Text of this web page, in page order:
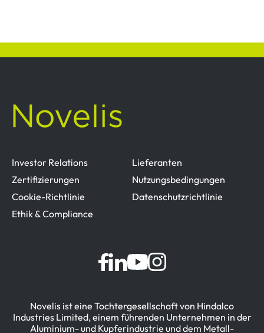
Investor Relations
Lieferanten
Zertifizierungen
Nutzungsbedingungen
Cookie-Richtlinie
Datenschutzrichtlinie
Ethik & Compliance
Novelis ist eine Tochtergesellschaft von Hindalco
Industries Limited, einem führenden Unternehmen in der
Aluminium- und Kupferindustrie und dem Metall-